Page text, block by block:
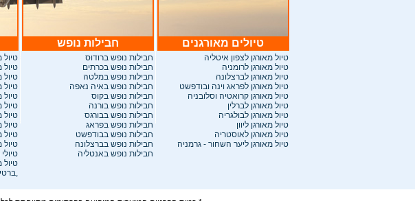
טיולים מאורגנים
טיול מאורגן לצפון איטליה
טיול מאורגן לרומניה
טיול מאורגן לברצלונה
טיול מאורגן לפראג וינה ובודפשט
טיול מאורגן קרואטיה וסלובניה
טיול מאורגן לברלין
טיול מאורגן לבולגריה
טיול מאורגן ליוון
טיול מאורגן לאוסטריה
טיול מאורגן ליער השחור - גרמניה
חבילות נופש
חבילות נופש ברודוס
חבילות נופש בכרתים
חבילות נופש במלטה
חבילות נופש באיה נאפה
חבילות נופש בקוס
חבילות נופש בורנה
חבילות נופש בבורגס
חבילות נופש בפראג
חבילות נופש בבודפשט
חבילות נופש בברצלונה
חבילות נופש באנטליה
טיול
טיול
טיול